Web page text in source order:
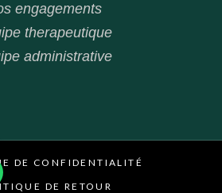
engagements
therapeutique
administrative
DE CONFIDENTIALITÉ
DE RETOUR